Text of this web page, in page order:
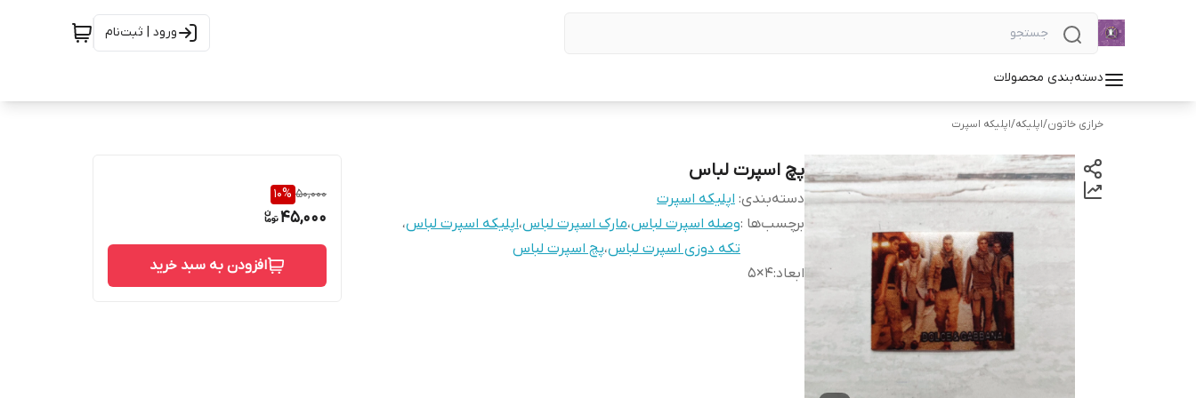
ورود | ثبت‌نام
دسته‌بندی محصولات
خرازی خاتون/اپلیکه/اپلیکه اسپرت
پچ اسپرت لباس
دسته‌بندی: اپلیکه اسپرت
برچسب‌ها :وصله اسپرت لباس،مارک اسپرت لباس،اپلیکه اسپرت لباس،
تکه دوزی اسپرت لباس،پچ اسپرت لباس
ابعاد:۴×۵
50,000
10%
45,000
افزودن به سبد خرید